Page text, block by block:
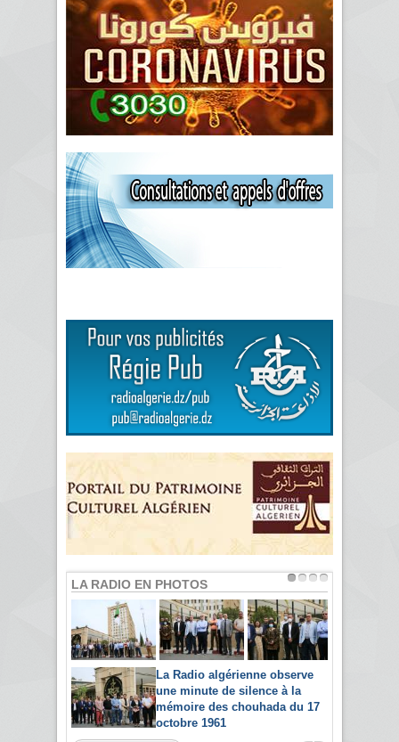
LA RADIO EN PHOTOS
La Radio algérienne observe
une minute de silence à la
mémoire des chouhada du 17
octobre 1961